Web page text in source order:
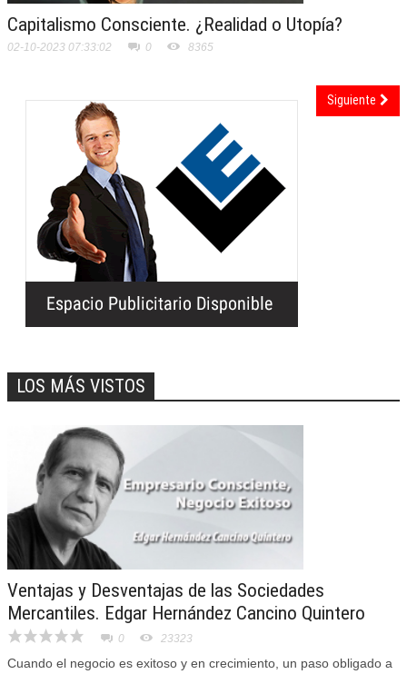
Capitalismo Consciente. ¿Realidad o Utopía?
02-10-2023 07:33:02 0 8365
Siguiente
LOS MÁS VISTOS
Ventajas y Desventajas de las Sociedades
Mercantiles. Edgar Hernández Cancino Quintero
0 23323
Cuando el negocio es exitoso y en crecimiento, un paso obligado a